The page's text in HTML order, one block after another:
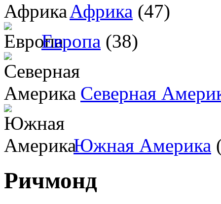
Африка (47)
Европа (38)
Северная
Южная Америка
Ричмонд